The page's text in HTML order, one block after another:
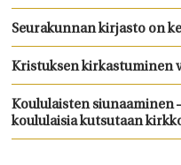
Seurakunnan kirjasto on
Kristuksen kirkastuminen
Koululaisten siunaaminen
koululaisia kutsutaan